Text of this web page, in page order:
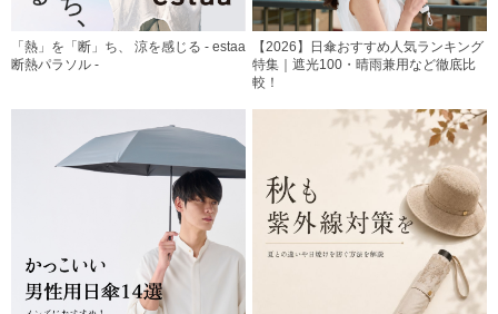
「熱」を「断」ち、 涼を感じる - estaa
断熱パラソル -
【2026】日傘おすすめ人気ランキング
特集｜遮光100・晴雨兼用など徹底比
較！